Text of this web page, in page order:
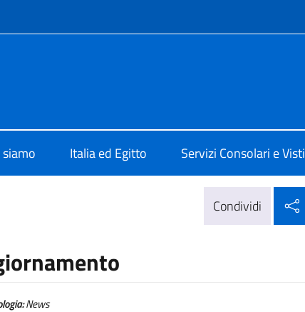
siamo Italia ed Egitto Servizi Consolari e Visti
Condividi
News